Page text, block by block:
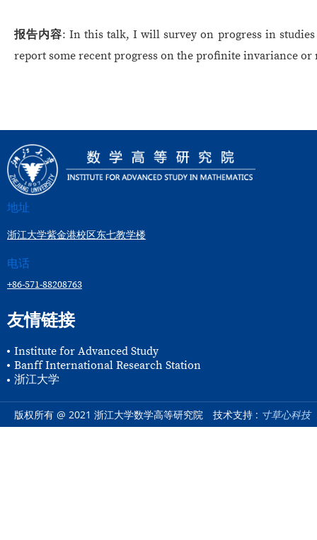
报告内容: In this talk, I will survey on progress in
report some recent progress on the profinite invariance
地址
浙江大学紫金港校区东七教学楼
电话
+86-571-88208763
友情链接
Institute for Advanced Study
Banff International Research Station
浙江大学
版权所有 @ 2021 浙江大学数学高等研究院 技术支持 : 寸草心科技